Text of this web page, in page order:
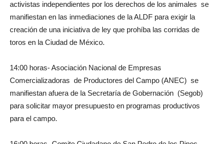
activistas independientes por los derechos de los animales se
manifiestan en las inmediaciones de la ALDF para exigir la
creación de una iniciativa de ley que prohíba las corridas de
toros en la Ciudad de México.
14:00 horas- Asociación Nacional de Empresas
Comercializadoras de Productores del Campo (ANEC) se
manifiestan afuera de la Secretaría de Gobernación (Segob)
para solicitar mayor presupuesto en programas productivos
para el campo.